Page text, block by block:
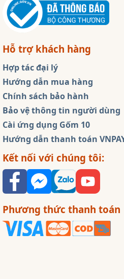
Hỗ trợ khách hàng
Hợp tác đại lý
Hướng dẫn mua hàng
Chính sách bảo hành
Bảo vệ thông tin người dùng
Cài ứng dụng Gốm 10
Hướng dẫn thanh toán
Kết nối với chúng tôi:
Phương thức thanh toán